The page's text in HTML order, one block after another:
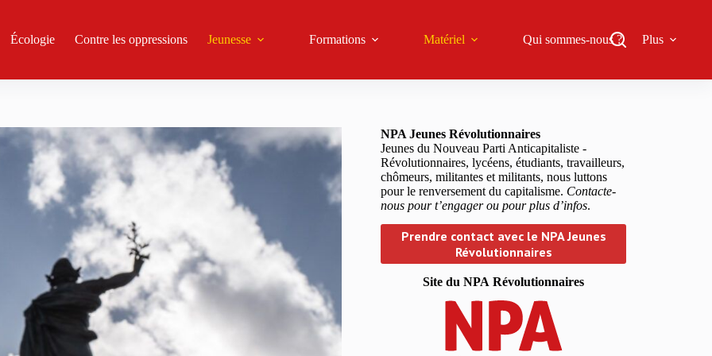
Écologie Contre les oppressions Jeunesse Formations Matériel Qui sommes-nous ? Plus
NPA Jeunes Révolutionnaires
Jeunes du Nouveau Parti Anticapitaliste -
Révolutionnaires, lycéens, étudiants, travailleurs,
chômeurs, militantes et militants, nous luttons
pour le renversement du capitalisme. Contacte-
nous pour t’engager ou pour plus d’infos.
Prendre contact avec le NPA Jeunes
Révolutionnaires
Site du NPA Révolutionnaires